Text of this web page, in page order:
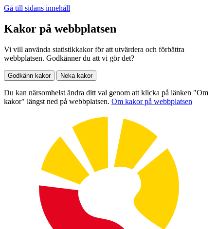
Gå till sidans innehåll
Kakor på webbplatsen
Vi vill använda statistikkakor för att utvärdera och förbättra
webbplatsen. Godkänner du att vi gör det?
Godkänn kakor Neka kakor
Du kan närsomhelst ändra ditt val genom att klicka på länken "Om
kakor" längst ned på webbplatsen. Om kakor på webbplatsen